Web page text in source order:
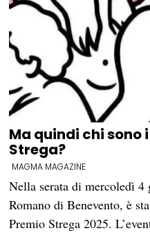
Ma quindi chi sono
Strega?
MAGMA MAGAZINE
Nella serata di mercoledì 4
Romano di Benevento, è
Premio Strega 2025.